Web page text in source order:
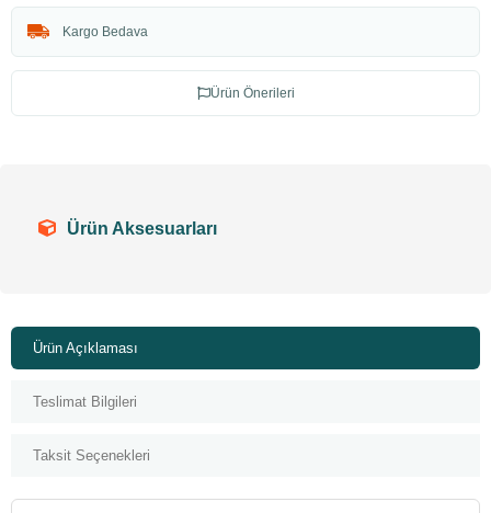
Kargo Bedava
Ürün Önerileri
Ürün Aksesuarları
Ürün Açıklaması
Teslimat Bilgileri
Taksit Seçenekleri